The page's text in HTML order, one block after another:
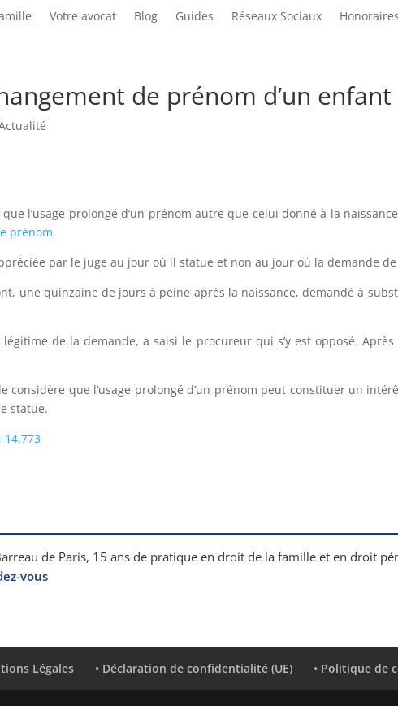
Votre avocat Blog Guides Réseaux Sociaux Honoraires
de prénom d’un enfant
l’usage prolongé d’un prénom autre que celui donné à la
prénom.
par le juge au jour où il statue et non au jour où la demande
une quinzaine de jours à peine après la naissance, demandé à
légitime de la demande, a saisi le procureur qui s’y est opposé.
considère que l’usage prolongé d’un prénom peut constituer un
statue.
14.773
de Paris, 15 ans de pratique en droit de la famille et en droit
vous
Légales • Déclaration de confidentialité (UE) • Politique de